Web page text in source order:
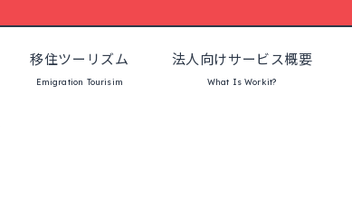
移住ツーリズム
Emigration Tourisim
法人向けサービス概要
What Is Workit?